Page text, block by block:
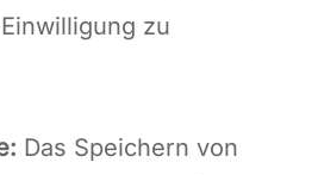
zu
Das Speichern von